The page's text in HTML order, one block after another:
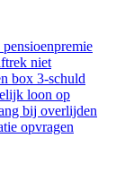
niet
box 3-schuld
loon op
bij overlijden
opvragen